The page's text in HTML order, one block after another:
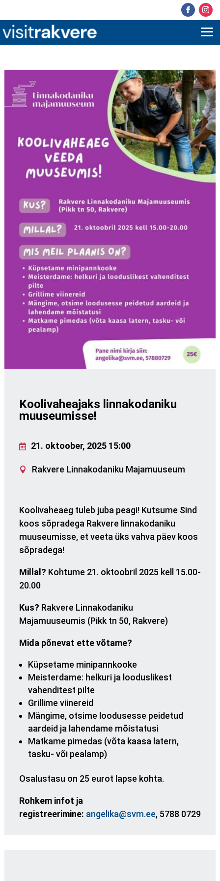
Koolivaheajaks linnakodaniku
muuseumisse!
21. oktoober, 2025 15:00
Rakvere Linnakodaniku Majamuuseum
Koolivaheaeg tuleb juba peagi! Kutsume Sind
koos sõpradega Rakvere linnakodaniku
muuseumisse, et veeta üks vahva päev koos
sõpradega!
Millal? Kohtume 21. oktoobril 2025 kell 15.00-
20.00
Kus? Rakvere Linnakodaniku
Majamuuseumis (Pikk tn 50, Rakvere)
Mida põnevat ette võtame?
Küpsetame minipannkooke
Meisterdame: helkuri ja looduslikest
vahenditest pilte
Grillime viinereid
Mängime, otsime loodusesse peidetud
aardeid ja lahendame mõistatusi
Matkame pimedas (võta kaasa latern,
tasku- või pealamp)
Osalustasu on 25 eurot lapse kohta.
Rohkem infot ja
registreerimine: angelika@svm.ee, 5788 0729